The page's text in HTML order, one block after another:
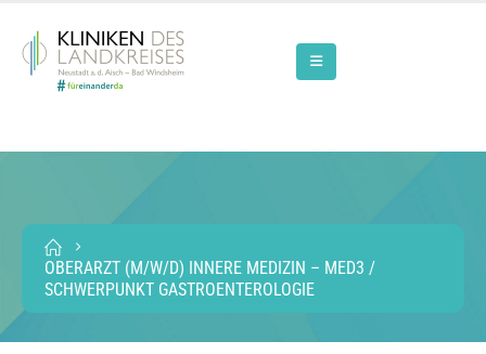
OBERARZT (M/W/D) INNERE MEDIZIN – MED3 /
SCHWERPUNKT GASTROENTEROLOGIE